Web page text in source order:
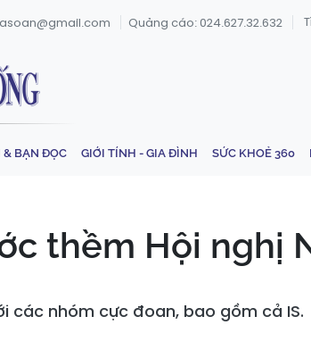
Quảng cáo: 024.627.32.632
& BẠN ĐỌC GIỚI TÍNH - GIA ĐÌNH SỨC KHOẺ 360
thềm Hội nghị
các nhóm cực đoan, bao gồm cả IS.